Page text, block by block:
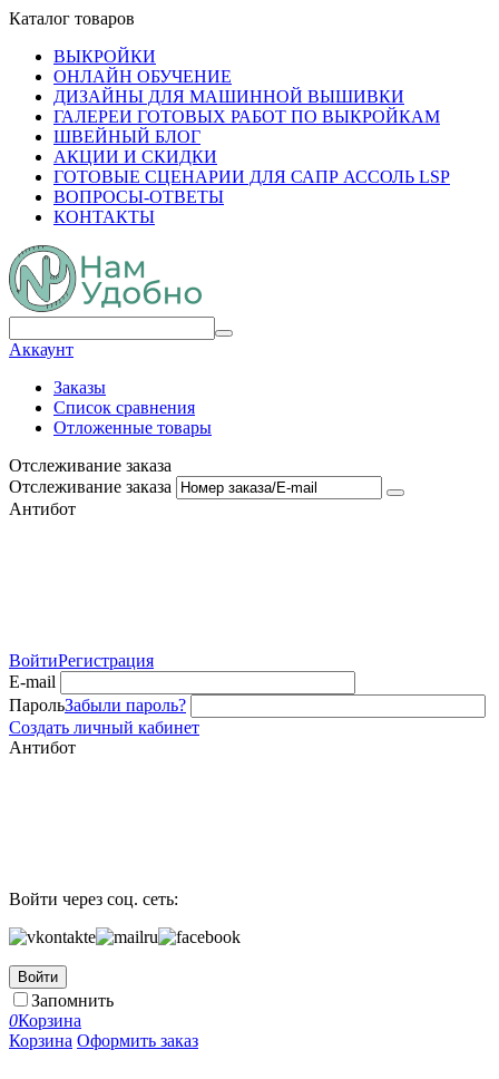
Каталог товаров
ВЫКРОЙКИ
ОНЛАЙН ОБУЧЕНИЕ
ДИЗАЙНЫ ДЛЯ МАШИННОЙ ВЫШИВКИ
ГАЛЕРЕИ ГОТОВЫХ РАБОТ ПО ВЫКРОЙКАМ
ШВЕЙНЫЙ БЛОГ
АКЦИИ И СКИДКИ
ГОТОВЫЕ СЦЕНАРИИ ДЛЯ САПР АССОЛЬ LSP
ВОПРОСЫ-ОТВЕТЫ
КОНТАКТЫ
Аккаунт
Заказы
Список сравнения
Отложенные товары
Отслеживание заказа
Отслеживание заказа
Антибот
ВойтиРегистрация
E-mail
ПарольЗабыли пароль?
Создать личный кабинет
Антибот
Войти через соц. сеть:
Войти
Запомнить
0Корзина
Корзина Оформить заказ